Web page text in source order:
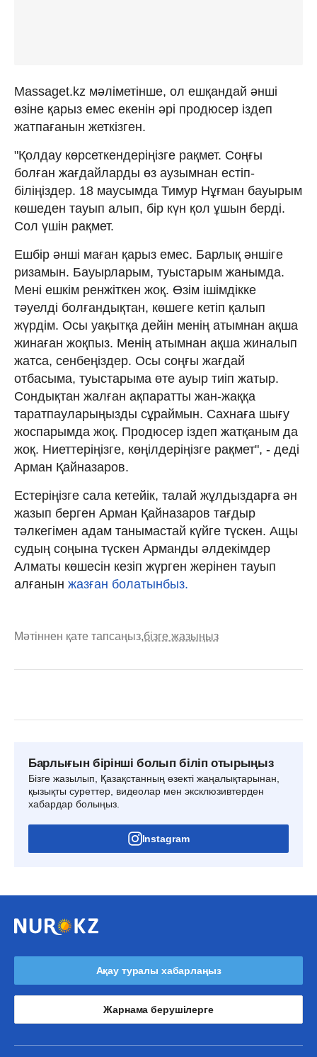
Massaget.kz мәліметінше, ол ешқандай әнші
өзіне қарыз емес екенін әрі продюсер іздеп
жатпағанын жеткізген.
"Қолдау көрсеткендеріңізге рақмет. Соңғы
болған жағдайларды өз аузымнан естіп-
біліңіздер. 18 маусымда Тимур Нұғман бауырым
көшеден тауып алып, бір күн қол ұшын берді.
Сол үшін рақмет.
Ешбір әнші маған қарыз емес. Барлық әншіге
ризамын. Бауырларым, туыстарым жанымда.
Мені ешкім ренжіткен жоқ. Өзім ішімдікке
тәуелді болғандықтан, көшеге кетіп қалып
жүрдім. Осы уақытқа дейін менің атымнан ақша
жинаған жоқпыз. Менің атымнан ақша жиналып
жатса, сенбеңіздер. Осы соңғы жағдай
отбасыма, туыстарыма өте ауыр тиіп жатыр.
Сондықтан жалған ақпаратты жан-жаққа
таратпауларыңызды сұраймын. Сахнаға шығу
жоспарымда жоқ. Продюсер іздеп жатқаным да
жоқ. Ниеттеріңізге, көңілдеріңізге рақмет", - деді
Арман Қайназаров.
Естеріңізге сала кетейік, талай жұлдыздарға ән
жазып берген Арман Қайназаров тағдыр
тәлкегімен адам танымастай күйге түскен. Ащы
судың соңына түскен Арманды әлдекімдер
Алматы көшесін кезіп жүрген жерінен тауып
алғанын жазған болатынбыз.
Мәтіннен қате тапсаңыз,бізге жазыңыз
Барлығын бірінші болып біліп отырыңыз
Бізге жазылып, Қазақстанның өзекті жаңалықтарынан,
қызықты суреттер, видеолар мен эксклюзивтерден
хабардар болыңыз.
Instagram
Ақау туралы хабарлаңыз
Жарнама берушілерге